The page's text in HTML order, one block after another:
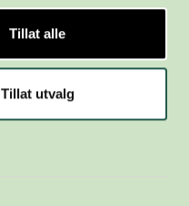
Tillat alle
Tillat utvalg